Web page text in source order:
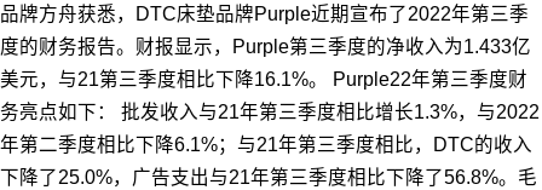
品牌方舟获悉，DTC床垫品牌Purple近期宣布了2022年第三季
度的财务报告。财报显示，Purple第三季度的净收入为1.433亿
美元，与21第三季度相比下降16.1%。 Purple22年第三季度财
务亮点如下： 批发收入与21年第三季度相比增长1.3%，与2022
年第二季度相比下降6.1%；与21年第三季度相比，DTC的收入
下降了25.0%，广告支出与21年第三季度相比下降了56.8%。毛